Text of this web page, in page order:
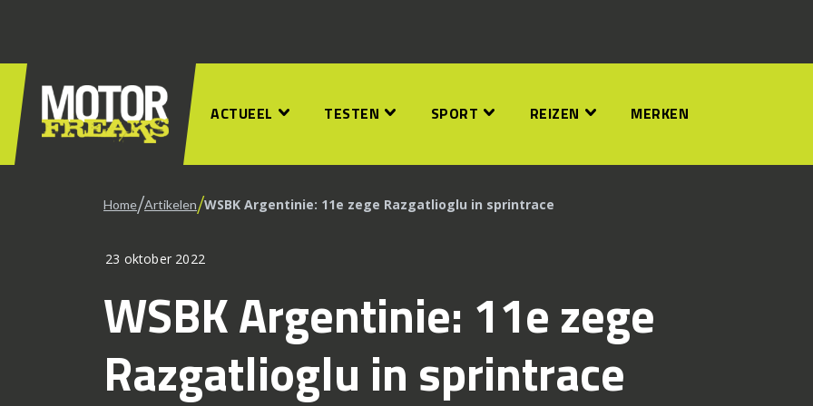
ACTUEEL TESTEN SPORT REIZEN MERKEN
Home/Artikelen/WSBK Argentinie: 11e zege Razgatlioglu in sprintrace
23 oktober 2022
WSBK Argentinie: 11e zege
Razgatlioglu in sprintrace